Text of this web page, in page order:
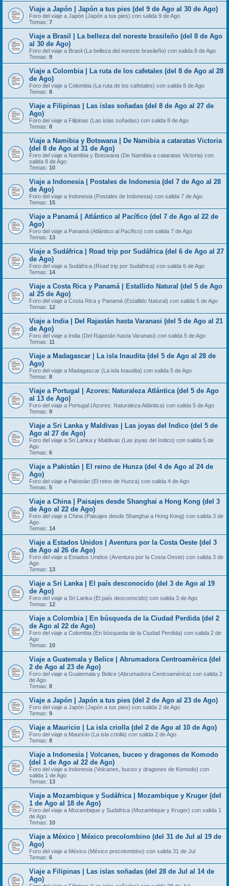
Viaje a Japón | Japón a tus pies (del 9 de Ago al 30 de Ago)
Foro del viaje a Japón (Japón a tus pies) con salida 9 de Ago
Temas: 7
Viaje a Brasil | La belleza del noreste brasileño (del 8 de Ago
al 30 de Ago)
Foro del viaje a Brasil (La belleza del noreste brasileño) con salida 8 de Ago
Temas: 9
Viaje a Colombia | La ruta de los cafetales (del 8 de Ago al 28
de Ago)
Foro del viaje a Colombia (La ruta de los cafetales) con salida 8 de Ago
Temas: 8
Viaje a Filipinas | Las islas soñadas (del 8 de Ago al 27 de
Ago)
Foro del viaje a Filipinas (Las islas soñadas) con salida 8 de Ago
Temas: 8
Viaje a Namibia y Botswana | De Namibia a cataratas Victoria
(del 8 de Ago al 31 de Ago)
Foro del viaje a Namibia y Botswana (De Namibia a cataratas Victoria) con
salida 8 de Ago
Temas: 10
Viaje a Indonesia | Postales de Indonesia (del 7 de Ago al 28
de Ago)
Foro del viaje a Indonesia (Postales de Indonesia) con salida 7 de Ago
Temas: 15
Viaje a Panamá | Atlántico al Pacífico (del 7 de Ago al 22 de
Ago)
Foro del viaje a Panamá (Atlántico al Pacífico) con salida 7 de Ago
Temas: 13
Viaje a Sudáfrica | Road trip por Sudáfrica (del 6 de Ago al 27
de Ago)
Foro del viaje a Sudáfrica (Road trip por Sudáfrica) con salida 6 de Ago
Temas: 14
Viaje a Costa Rica y Panamá | Estallido Natural (del 5 de Ago
al 25 de Ago)
Foro del viaje a Costa Rica y Panamá (Estallido Natural) con salida 5 de Ago
Temas: 12
Viaje a India | Del Rajastán hasta Varanasi (del 5 de Ago al 21
de Ago)
Foro del viaje a India (Del Rajastán hasta Varanasi) con salida 5 de Ago
Temas: 11
Viaje a Madagascar | La isla Inaudita (del 5 de Ago al 28 de
Ago)
Foro del viaje a Madagascar (La isla Inaudita) con salida 5 de Ago
Temas: 8
Viaje a Portugal | Azores: Naturaleza Atlántica (del 5 de Ago
al 13 de Ago)
Foro del viaje a Portugal (Azores: Naturaleza Atlántica) con salida 5 de Ago
Temas: 9
Viaje a Sri Lanka y Maldivas | Las joyas del Indico (del 5 de
Ago al 27 de Ago)
Foro del viaje a Sri Lanka y Maldivas (Las joyas del Indico) con salida 5 de
Ago
Temas: 6
Viaje a Pakistán | El reino de Hunza (del 4 de Ago al 24 de
Ago)
Foro del viaje a Pakistán (El reino de Hunza) con salida 4 de Ago
Temas: 5
Viaje a China | Paisajes desde Shanghai a Hong Kong (del 3
de Ago al 22 de Ago)
Foro del viaje a China (Paisajes desde Shanghai a Hong Kong) con salida 3 de
Ago
Temas: 14
Viaje a Estados Unidos | Aventura por la Costa Oeste (del 3
de Ago al 26 de Ago)
Foro del viaje a Estados Unidos (Aventura por la Costa Oeste) con salida 3 de
Ago
Temas: 13
Viaje a Sri Lanka | El país desconocido (del 3 de Ago al 19
de Ago)
Foro del viaje a Sri Lanka (El país desconocido) con salida 3 de Ago
Temas: 12
Viaje a Colombia | En búsqueda de la Ciudad Perdida (del 2
de Ago al 22 de Ago)
Foro del viaje a Colombia (En búsqueda de la Ciudad Perdida) con salida 2 de
Ago
Temas: 10
Viaje a Guatemala y Belice | Abrumadora Centroamérica (del
2 de Ago al 23 de Ago)
Foro del viaje a Guatemala y Belice (Abrumadora Centroamérica) con salida 2
de Ago
Temas: 8
Viaje a Japón | Japón a tus pies (del 2 de Ago al 23 de Ago)
Foro del viaje a Japón (Japón a tus pies) con salida 2 de Ago
Temas: 9
Viaje a Mauricio | La isla criolla (del 2 de Ago al 10 de Ago)
Foro del viaje a Mauricio (La isla criolla) con salida 2 de Ago
Temas: 8
Viaje a Indonesia | Volcanes, buceo y dragones de Komodo
(del 1 de Ago al 22 de Ago)
Foro del viaje a Indonesia (Volcanes, buceo y dragones de Komodo) con
salida 1 de Ago
Temas: 13
Viaje a Mozambique y Sudáfrica | Mozambique y Kruger (del
1 de Ago al 18 de Ago)
Foro del viaje a Mozambique y Sudáfrica (Mozambique y Kruger) con salida 1
de Ago
Temas: 10
Viaje a México | México precolombino (del 31 de Jul al 19 de
Ago)
Foro del viaje a México (México precolombino) con salida 31 de Jul
Temas: 6
Viaje a Filipinas | Las islas soñadas (del 28 de Jul al 14 de
Ago)